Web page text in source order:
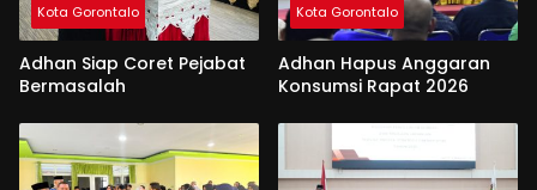
Kota Gorontalo
Adhan Siap Coret Pejabat
Bermasalah
Kota Gorontalo
Adhan Hapus Anggaran
Konsumsi Rapat 2026